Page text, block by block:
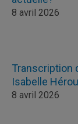
8 avril 2026
Transcription
Isabelle
8 avril 2026